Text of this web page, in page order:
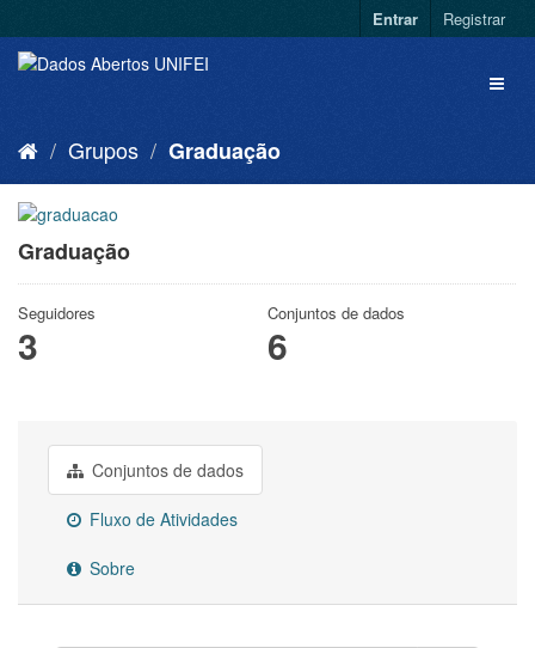
Entrar Registrar
Grupos Graduação
Graduação
Seguidores
3
Conjuntos de dados
6
Conjuntos de dados
Fluxo de Atividades
Sobre